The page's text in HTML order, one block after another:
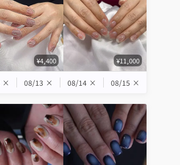
¥4,400 ¥11,000
× 08/13 × 08/14 × 08/15 ×